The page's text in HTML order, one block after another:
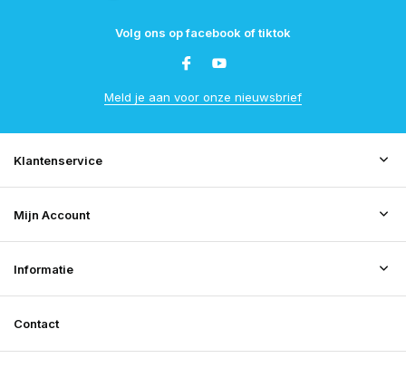
Volg ons op facebook of tiktok
Meld je aan voor onze nieuwsbrief
Klantenservice
Mijn Account
Informatie
Contact